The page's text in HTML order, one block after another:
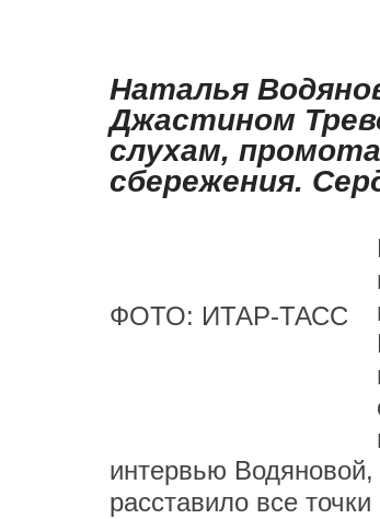
Наталья
Джастином
слухам,
сбережения.
ФОТО: ИТАР-ТАСС
интервью
расставило все